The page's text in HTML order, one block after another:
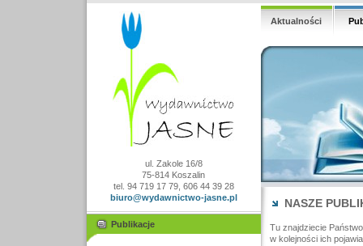
ul. Zakole 16/8
75-814 Koszalin
tel. 94 719 17 79, 606 44 39 28
biuro@wydawnictwo-jasne.pl
Publikacje
Aktualności
NASZE
Tu znajdziecie
w kolejności ich